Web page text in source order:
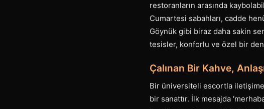
restoranların arasında
Cumartesi sabahları, cadde
Göynük gibi biraz daha sakin
tesisler, konforlu ve özel bir
Çalınan Bir Kahve,
Bir üniversiteli escortla iletişime
bir sanattır. İlk mesajda